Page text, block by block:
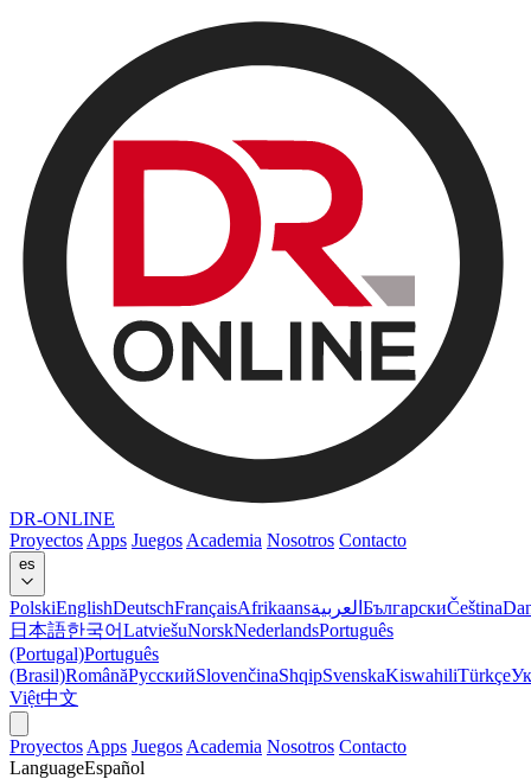
DR-ONLINE
Proyectos Apps Juegos Academia Nosotros Contacto
es
PolskiEnglishDeutschFrançaisAfrikaansالعربية БългарскиČeština
日本語한국어LatviešuNorskNederlandsPortuguês
(Portugal)Português
(Brasil)RomânăРусскийSlovenčinaShqipSvenskaKiswahiliTürkçe
Việt中文
Proyectos Apps Juegos Academia Nosotros Contacto
LanguageEspañol